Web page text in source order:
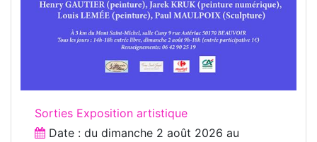
Sorties Exposition artistique
Date : du dimanche 2 août 2026 au